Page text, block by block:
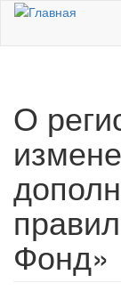
Перейти к
О
Фонд»